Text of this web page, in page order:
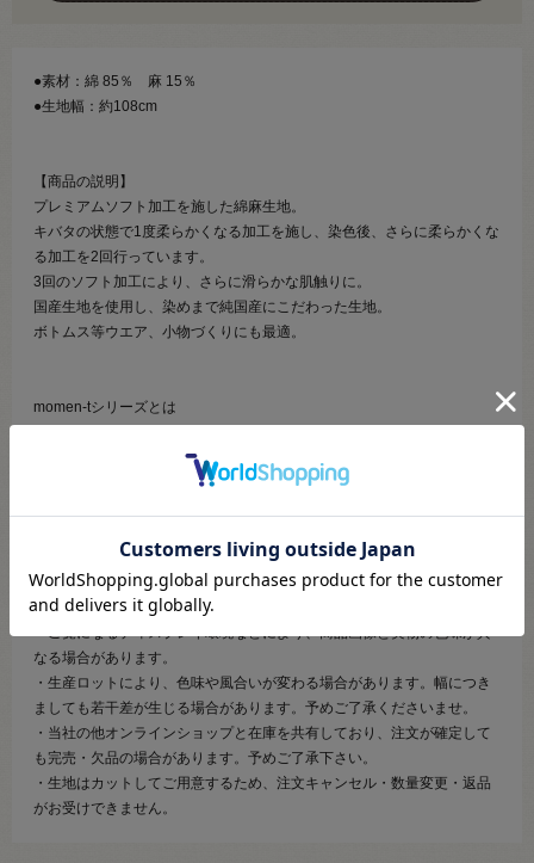
●素材：綿 85％ 麻 15％
●生地幅：約108cm
【商品の説明】
プレミアムソフト加工を施した綿麻生地。
キバタの状態で1度柔らかくなる加工を施し、染色後、さらに柔らかくな
る加工を2回行っています。
3回のソフト加工により、さらに滑らかな肌触りに。
国産生地を使用し、染めまで純国産にこだわった生地。
ボトムス等ウエア、小物づくりにも最適。
momen-tシリーズとは
何気ない瞬間、ふとした瞬間、いつもの瞬間、その瞬間ごとに空間を時
間を共に過ごすという意味で作られました。
【ご注文前に必ずお読み下さい】
・表示価格は10cmの価格です。
・生地は10cmから10cm単位で販売しております。
・ご覧になるディスプレイ環境などにより、商品画像と実物の色味が異
なる場合があります。
・生産ロットにより、色味や風合いが変わる場合があります。幅につき
ましても若干差が生じる場合があります。予めご了承くださいませ。
・当社の他オンラインショップと在庫を共有しており、注文が確定して
も完売・欠品の場合があります。予めご了承下さい。
・生地はカットしてご用意するため、注文キャンセル・数量変更・返品
がお受けできません。